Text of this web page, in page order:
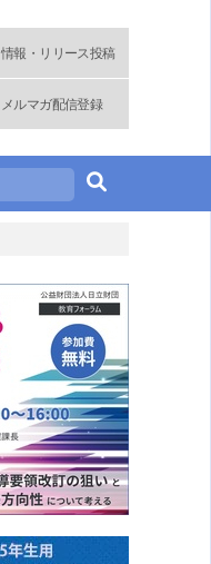
情報・リリース投稿
メルマガ配信登録